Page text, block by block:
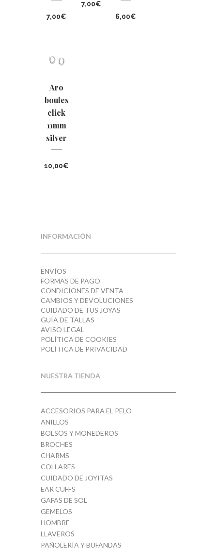
7,00€
7,00€
6,00€
Aro
boules
click
11mm
silver
10,00€
INFORMACIÓN
ENVÍOS
FORMAS DE PAGO
CONDICIONES DE VENTA
CAMBIOS Y DEVOLUCIONES
CUIDADO DE TUS JOYAS
GUÍA DE TALLAS
AVISO LEGAL
POLÍTICA DE COOKIES
POLÍTICA DE PRIVACIDAD
NUESTRA TIENDA
ACCESORIOS PARA EL PELO
ANILLOS
BOLSOS Y MONEDEROS
BROCHES
CHARMS
COLLARES
CUIDADO DE JOYITAS
EAR CUFFS
GAFAS DE SOL
GEMELOS
HOMBRE
LLAVEROS
PAÑOLERÍA Y BUFANDAS